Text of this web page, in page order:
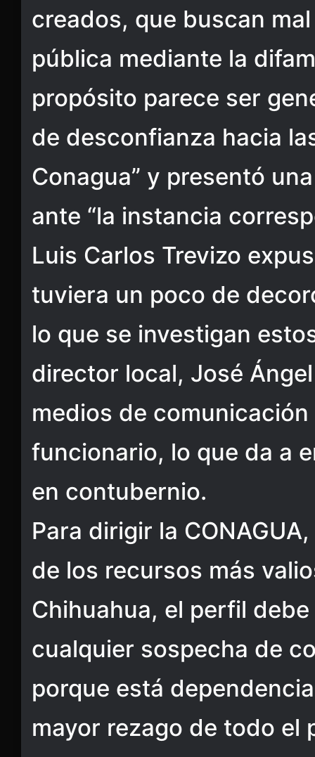
creados, que buscan
pública mediante la
propósito parece ser
de desconfianza hacia
Conagua” y presentó
ante “la instancia
Luis Carlos Trevizo
tuviera un poco de
lo que se investigan
director local, José
medios de
funcionario, lo que da a
en contubernio.
Para dirigir la
de los recursos más
Chihuahua, el perfil
cualquier sospecha de
porque está
mayor rezago de todo el